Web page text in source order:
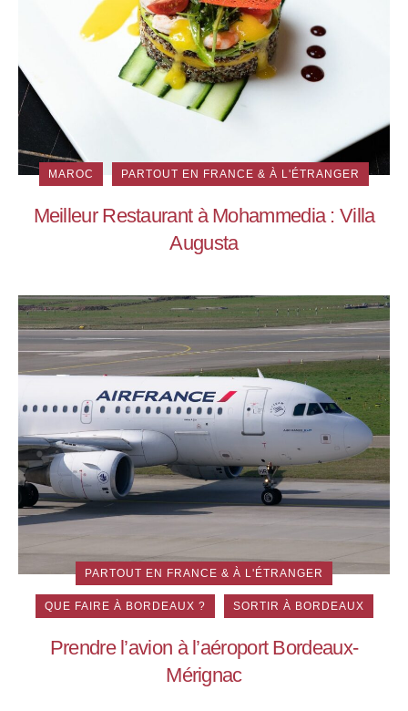
MAROC PARTOUT EN FRANCE & À L'ÉTRANGER
Meilleur Restaurant à Mohammedia : Villa
Augusta
PARTOUT EN FRANCE & À L'ÉTRANGER
QUE FAIRE À BORDEAUX ? SORTIR À BORDEAUX
Prendre l’avion à l’aéroport Bordeaux-
Mérignac